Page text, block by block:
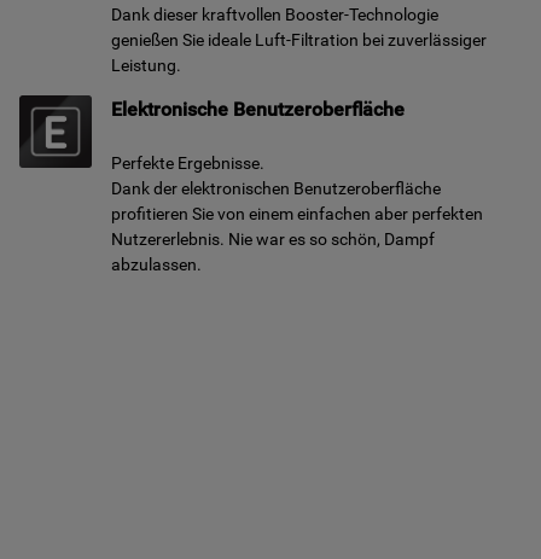
Dank dieser kraftvollen Booster-Technologie
genießen Sie ideale Luft-Filtration bei zuverlässiger
Leistung.
Elektronische Benutzeroberfläche
Perfekte Ergebnisse.
Dank der elektronischen Benutzeroberfläche
profitieren Sie von einem einfachen aber perfekten
Nutzererlebnis. Nie war es so schön, Dampf
abzulassen.